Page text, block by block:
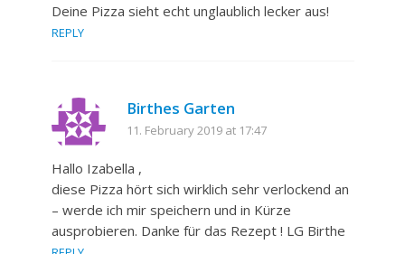
Deine Pizza sieht echt unglaublich lecker aus!
REPLY
Birthes Garten
11. February 2019 at 17:47
Hallo Izabella ,
diese Pizza hört sich wirklich sehr verlockend an
– werde ich mir speichern und in Kürze
ausprobieren. Danke für das Rezept ! LG Birthe